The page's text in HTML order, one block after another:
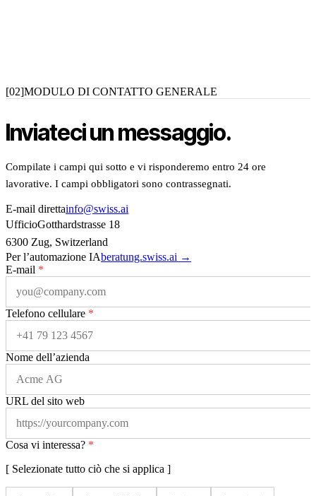
[02]MODULO DI CONTATTO GENERALE
Inviateci un messaggio.
Compilate i campi qui sotto e vi risponderemo entro 24 ore
lavorative. I campi obbligatori sono contrassegnati.
E-mail direttainfo@swiss.ai
UfficioGotthardstrasse 18
6300 Zug, Switzerland
Per l’automazione IAberatung.swiss.ai →
E-mail *
Telefono cellulare *
Nome dell’azienda
URL del sito web
Cosa vi interessa? *
[ Selezionate tutto ciò che si applica ]